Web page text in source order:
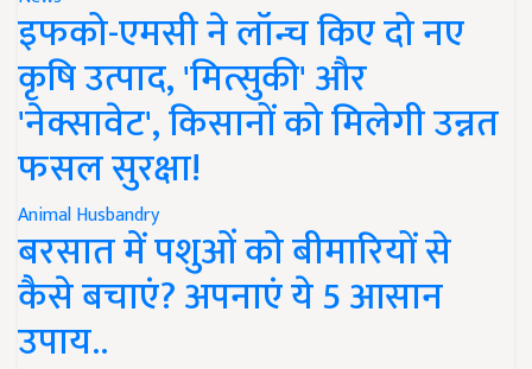
इफको-एमसी ने लॉन्च किए दो नए
कृषि उत्पाद, 'मित्सुकी' और
'नेक्सावेट', किसानों को मिलेगी उन्नत
फसल सुरक्षा!
Animal Husbandry
बरसात में पशुओं को बीमारियों से
कैसे बचाएं? अपनाएं ये 5 आसान
उपाय..